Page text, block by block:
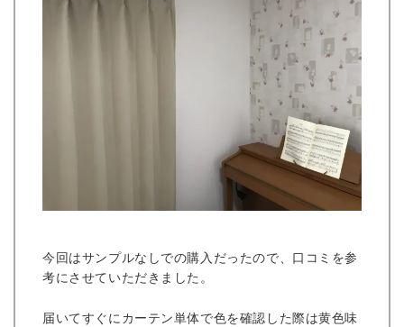
今回はサンプルなしでの購入だったので、口コミを参
考にさせていただきました。
届いてすぐにカーテン単体で色を確認した際は黄色味